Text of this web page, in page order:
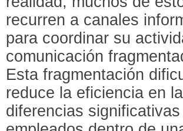
recurren a canales
para coordinar su
comunicación
Esta fragmentación
reduce la eficiencia en
diferencias